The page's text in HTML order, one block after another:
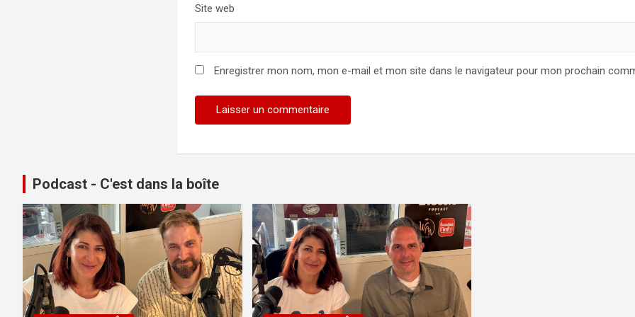
Site web
Enregistrer mon nom, mon e-mail et mon site dans le navigateur pour mon prochain
Podcast - C'est dans la boîte